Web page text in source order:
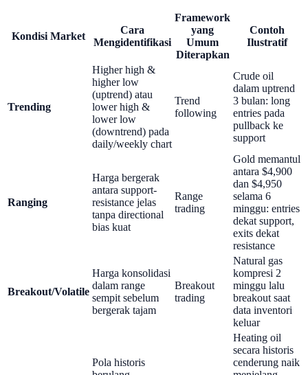
Kondisi Market
Cara
Mengidentifikasi
Framework
yang
Umum
Diterapkan
Contoh
Ilustratif
Trending
Higher high &
higher low
(uptrend) atau
lower high &
lower low
(downtrend) pada
daily/weekly chart
Trend
following
Crude oil
dalam uptrend
3 bulan: long
entries pada
pullback ke
support
Ranging
Harga bergerak
antara support-
resistance jelas
tanpa directional
bias kuat
Range
trading
Gold memantul
antara $4,900
dan $4,950
selama 6
minggu: entries
dekat support,
exits dekat
resistance
Breakout/Volatile
Harga konsolidasi
dalam range
sempit sebelum
bergerak tajam
Breakout
trading
Natural gas
kompresi 2
minggu lalu
breakout saat
data inventori
keluar
Pola historis
Heating oil
secara historis
cenderung naik